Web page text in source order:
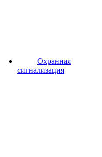
Охранная
сигнализация